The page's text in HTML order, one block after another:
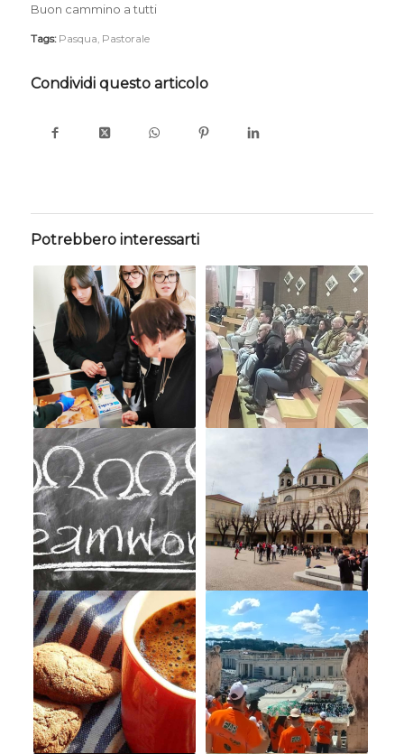
Buon cammino a tutti
Tags: Pasqua Pastorale
Condividi questo articolo
Potrebbero interessarti